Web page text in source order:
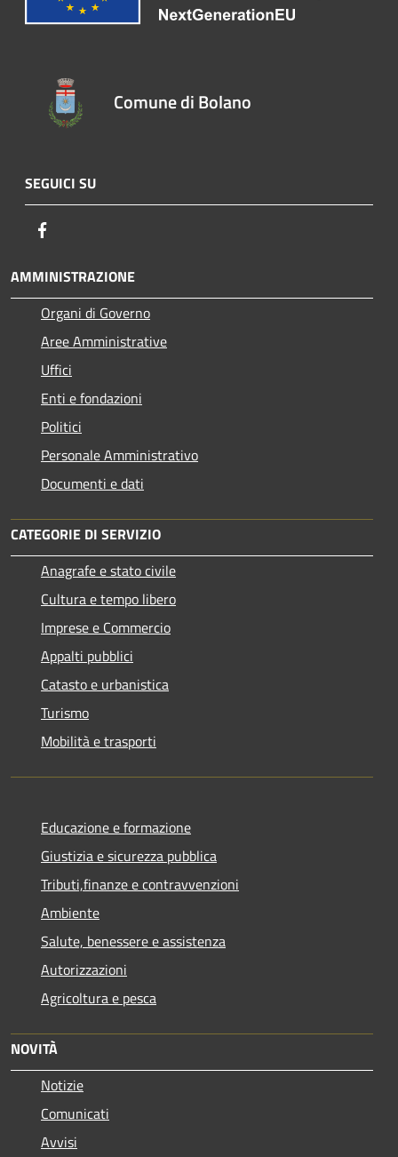
Comune di Bolano
SEGUICI SU
AMMINISTRAZIONE
Organi di Governo
Aree Amministrative
Uffici
Enti e fondazioni
Politici
Personale Amministrativo
Documenti e dati
CATEGORIE DI SERVIZIO
Anagrafe e stato civile
Cultura e tempo libero
Imprese e Commercio
Appalti pubblici
Catasto e urbanistica
Turismo
Mobilità e trasporti
Educazione e formazione
Giustizia e sicurezza pubblica
Tributi,finanze e contravvenzioni
Ambiente
Salute, benessere e assistenza
Autorizzazioni
Agricoltura e pesca
NOVITÀ
Notizie
Comunicati
Avvisi